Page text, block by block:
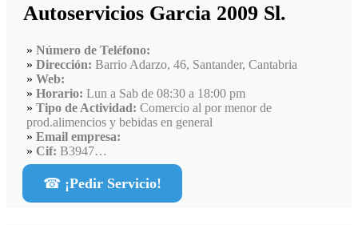
Autoservicios Garcia 2009 Sl.
Número de Teléfono:
Dirección: Barrio Adarzo, 46, Santander, Cantabria
Web:
Horario: Lun a Sab de 08:30 a 18:00 pm
Tipo de Actividad: Comercio al por menor de
prod.alimencios y bebidas en general
Email empresa:
Cif: B3947…
☎ ¡Pedir Servicio!